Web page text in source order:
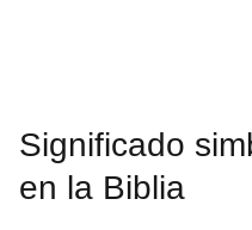
Significado
en la Biblia